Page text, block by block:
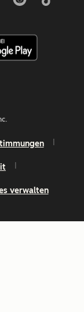
verwalten